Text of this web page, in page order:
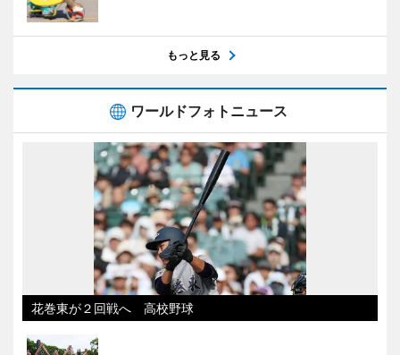
もっと見る
ワールドフォトニュース
花巻東が２回戦へ 高校野球